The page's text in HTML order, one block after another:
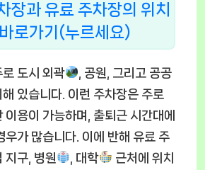
장과 유료 주차장의 위치
바로가기(누르세요)
도시 외곽
, 공원, 그리고 공공
있습니다. 이런 주차장은 주로
이용이 가능하며, 출퇴근 시간대에
우가 많습니다. 이에 반해 유료 주
지구, 병원
, 대학
근처에 위치